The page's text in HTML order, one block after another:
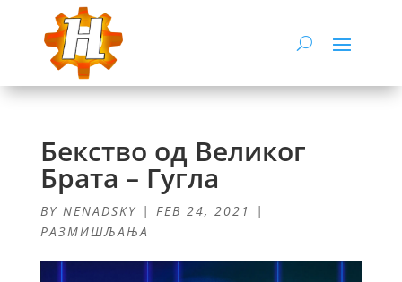
Бекство од Великог
Брата – Гугла
BY NENADSKY | FEB 24, 2021
|
РАЗМИШЉАЊА